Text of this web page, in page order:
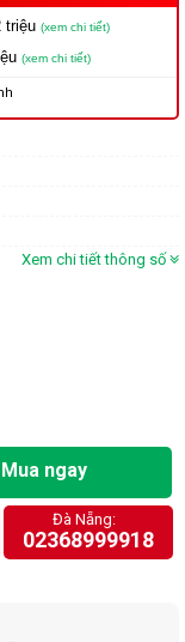
triệu (xem chi tiết)
(xem chi tiết)
Xem chi tiết thông số
Mua ngay
Đà Nẵng:
02368999918